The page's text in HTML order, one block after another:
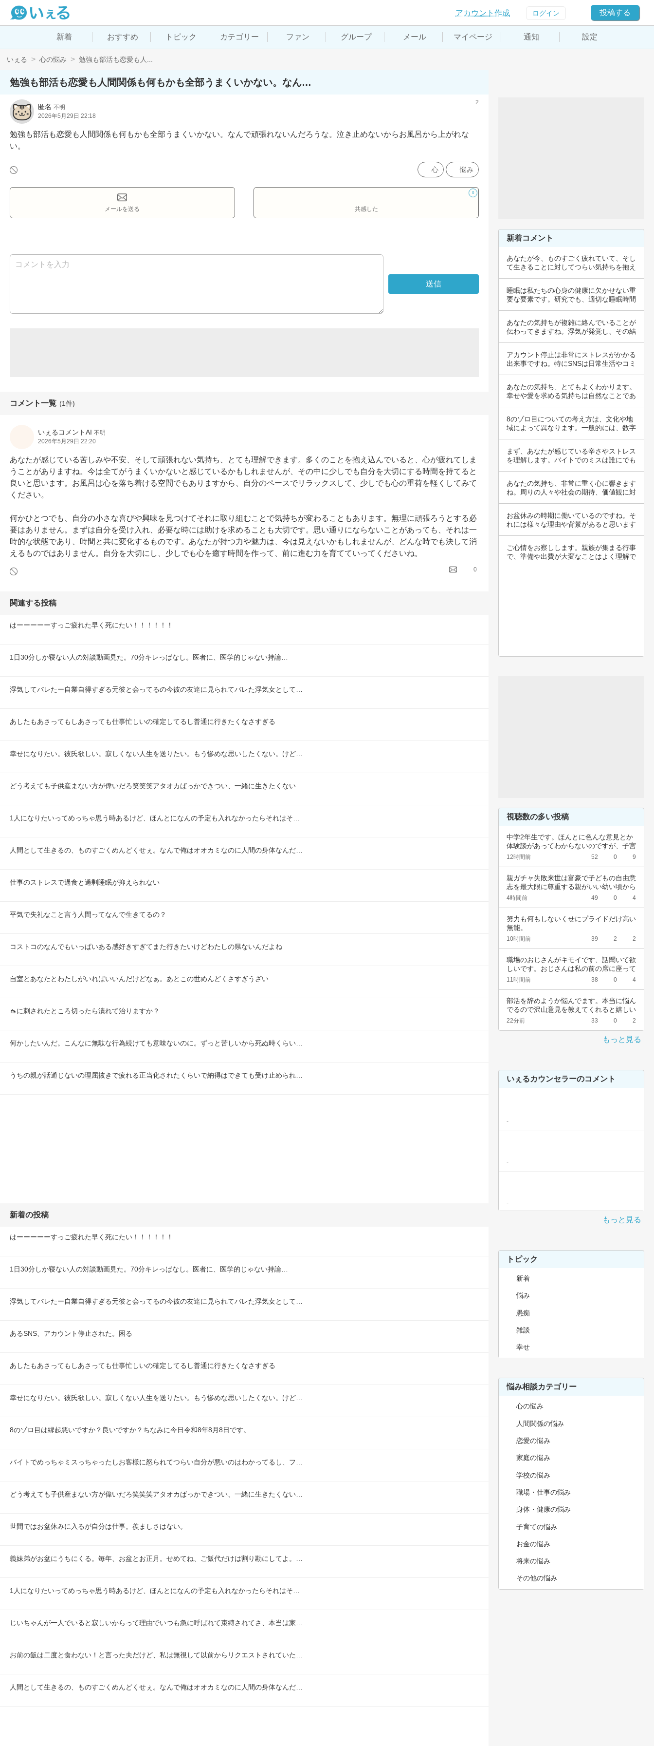
アカウント作成 ログイン 投稿する
新着 おすすめ トピック カテゴリー ファン グループ メール マイページ 通知 設定
いぇる 心の悩み 勉強も部活も恋愛も人...
勉強も部活も恋愛も人間関係も何もかも全部うまくいかない。なん…
匿名 不明
2026年5月29日 22:18
2
勉強も部活も恋愛も人間関係も何もかも全部うまくいかない。なんで頑張れないんだろうな。泣き止めないからお風呂から上がれな
い。
心 悩み
メールを送る
0
共感した
コメント一覧 (1件)
いぇるコメントAI 不明
2026年5月29日 22:20
あなたが感じている苦しみや不安、そして頑張れない気持ち、とても理解できます。多くのことを抱え込んでいると、心が疲れてしま
うことがありますね。今は全てがうまくいかないと感じているかもしれませんが、その中に少しでも自分を大切にする時間を持てると
良いと思います。お風呂は心を落ち着ける空間でもありますから、自分のペースでリラックスして、少しでも心の重荷を軽くしてみて
ください。
何かひとつでも、自分の小さな喜びや興味を見つけてそれに取り組むことで気持ちが変わることもあります。無理に頑張ろうとする必
要はありません。まずは自分を受け入れ、必要な時には助けを求めることも大切です。思い通りにならないことがあっても、それは一
時的な状態であり、時間と共に変化するものです。あなたが持つ力や魅力は、今は見えないかもしれませんが、どんな時でも決して消
えるものではありません。自分を大切にし、少しでも心を癒す時間を作って、前に進む力を育てていってくださいね。
0
関連する投稿
はーーーーーすっご疲れた早く死にたい！！！！！！
1日30分しか寝ない人の対談動画見た。70分キレっぱなし。医者に、医学的じゃない持論…
浮気してバレたー自業自得すぎる元彼と会ってるの今彼の友達に見られてバレた浮気女として…
あしたもあさってもしあさっても仕事忙しいの確定してるし普通に行きたくなさすぎる
幸せになりたい。彼氏欲しい。寂しくない人生を送りたい。もう惨めな思いしたくない。けど…
どう考えても子供産まない方が偉いだろ笑笑笑アタオカばっかできつい、一緒に生きたくない…
1人になりたいってめっちゃ思う時あるけど、ほんとになんの予定も入れなかったらそれはそ…
人間として生きるの、ものすごくめんどくせぇ。なんで俺はオオカミなのに人間の身体なんだ…
仕事のストレスで過食と過剰睡眠が抑えられない
平気で失礼なこと言う人間ってなんで生きてるの？
コストコのなんでもいっぱいある感好きすぎてまた行きたいけどわたしの県ないんだよね
自室とあなたとわたしがいればいいんだけどなぁ。あとこの世めんどくさすぎうざい
🦟に刺されたところ切ったら潰れて治りますか？
何かしたいんだ。こんなに無駄な行為続けても意味ないのに。ずっと苦しいから死ぬ時くらい…
うちの親が話通じないの理屈抜きで疲れる正当化されたくらいで納得はできても受け止められ…
新着の投稿
はーーーーーすっご疲れた早く死にたい！！！！！！
1日30分しか寝ない人の対談動画見た。70分キレっぱなし。医者に、医学的じゃない持論…
浮気してバレたー自業自得すぎる元彼と会ってるの今彼の友達に見られてバレた浮気女として…
あるSNS、アカウント停止された。困る
あしたもあさってもしあさっても仕事忙しいの確定してるし普通に行きたくなさすぎる
幸せになりたい。彼氏欲しい。寂しくない人生を送りたい。もう惨めな思いしたくない。けど…
8のゾロ目は縁起悪いですか？良いですか？ちなみに今日令和8年8月8日です。
バイトでめっちゃミスっちゃったしお客様に怒られてつらい自分が悪いのはわかってるし、フ…
どう考えても子供産まない方が偉いだろ笑笑笑アタオカばっかできつい、一緒に生きたくない…
世間ではお盆休みに入るが自分は仕事。羨ましさはない。
義妹弟がお盆にうちにくる。毎年、お盆とお正月。せめてね、ご飯代だけは割り勘にしてよ。…
1人になりたいってめっちゃ思う時あるけど、ほんとになんの予定も入れなかったらそれはそ…
じいちゃんが一人でいると寂しいからって理由でいつも急に呼ばれて束縛されてさ、本当は家…
お前の飯は二度と食わない！と言った夫だけど、私は無視して以前からリクエストされていた…
人間として生きるの、ものすごくめんどくせぇ。なんで俺はオオカミなのに人間の身体なんだ…
新着コメント
あなたが今、ものすごく疲れていて、そし
て生きることに対してつらい気持ちを抱え
睡眠は私たちの心身の健康に欠かせない重
要な要素です。研究でも、適切な睡眠時間
あなたの気持ちが複雑に絡んでいることが
伝わってきますね。浮気が発覚し、その結
アカウント停止は非常にストレスがかかる
出来事ですね。特にSNSは日常生活やコミ
あなたの気持ち、とてもよくわかります。
幸せや愛を求める気持ちは自然なことであ
8のゾロ目についての考え方は、文化や地
域によって異なります。一般的には、数字
まず、あなたが感じている辛さやストレス
を理解します。バイトでのミスは誰にでも
あなたの気持ち、非常に重く心に響きます
ね。周りの人々や社会の期待、価値観に対
お盆休みの時期に働いているのですね。そ
れには様々な理由や背景があると思います
ご心情をお察しします。親族が集まる行事
で、準備や出費が大変なことはよく理解で
視聴数の多い投稿
中学2年生です。ほんとに色んな意見とか
体験談があってわからないのですが、子宮
頚がんワ…
12時間前 52 0 9
親ガチャ失敗来世は富豪で子どもの自由意
志を最大限に尊重する親がいい幼い頃から
深夜正座…
4時間前 49 0 4
努力も何もしないくせにプライドだけ高い
無能。
10時間前 39 2 2
職場のおじさんがキモイです、話聞いて欲
しいです。おじさんは私の前の席に座って
いて、い…
11時間前 38 0 4
部活を辞めようか悩んでます。本当に悩ん
でるので沢山意見を教えてくれると嬉しい
です。中…
22分前 33 0 2
もっと見る
いぇるカウンセラーのコメント
-
-
-
もっと見る
トピック
新着
悩み
愚痴
雑談
幸せ
悩み相談カテゴリー
心の悩み
人間関係の悩み
恋愛の悩み
家庭の悩み
学校の悩み
職場・仕事の悩み
身体・健康の悩み
子育ての悩み
お金の悩み
将来の悩み
その他の悩み